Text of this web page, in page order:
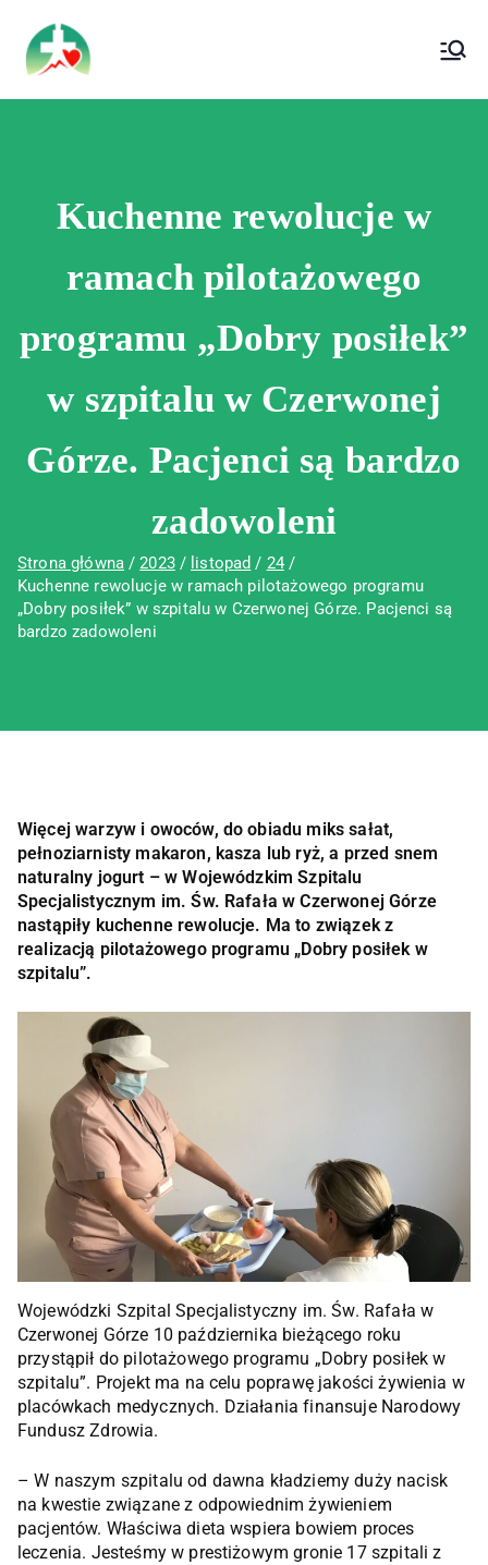
Wojewódzki Szpital Specjalistyczny im.
Św. Rafała w Czerwonej Górze
Kuchenne rewolucje w
ramach pilotażowego
programu „Dobry posiłek”
w szpitalu w Czerwonej
Górze. Pacjenci są bardzo
zadowoleni
Strona główna 2023 listopad
24
Kuchenne rewolucje w ramach pilotażowego programu
„Dobry posiłek” w szpitalu w Czerwonej Górze. Pacjenci są
bardzo zadowoleni
Więcej warzyw i owoców, do obiadu miks sałat,
pełnoziarnisty makaron, kasza lub ryż, a przed snem
naturalny jogurt – w Wojewódzkim Szpitalu
Specjalistycznym im. Św. Rafała w Czerwonej Górze
nastąpiły kuchenne rewolucje. Ma to związek z
realizacją pilotażowego programu „Dobry posiłek w
szpitalu”.
Wojewódzki Szpital Specjalistyczny im. Św. Rafała w
Czerwonej Górze 10 października bieżącego roku
przystąpił do pilotażowego programu „Dobry posiłek w
szpitalu”. Projekt ma na celu poprawę jakości żywienia w
placówkach medycznych. Działania finansuje Narodowy
Fundusz Zdrowia.
– W naszym szpitalu od dawna kładziemy duży nacisk
na kwestie związane z odpowiednim żywieniem
pacjentów. Właściwa dieta wspiera bowiem proces
leczenia. Jesteśmy w prestiżowym gronie 17 szpitali z